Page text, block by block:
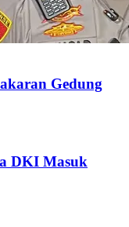
Gedung
DKI Masuk